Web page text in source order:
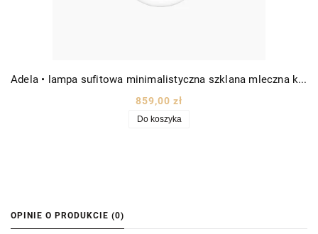
Adela • lampa sufitowa minimalistyczna szklana mleczna kula Ø30 złota/biała
859,00 zł
Do koszyka
OPINIE O PRODUKCIE (0)